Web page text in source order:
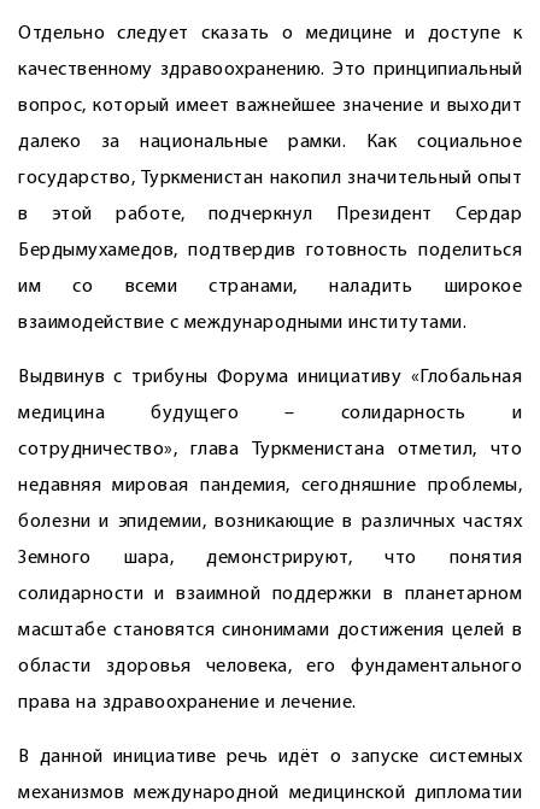
Отдельно следует сказать о медицине и доступе к
качественному здравоохранению. Это принципиальный
вопрос, который имеет важнейшее значение и выходит
далеко за национальные рамки. Как социальное
государство, Туркменистан накопил значительный опыт
в этой работе, подчеркнул Президент Сердар
Бердымухамедов, подтвердив готовность поделиться
им со всеми странами, наладить широкое
взаимодействие с международными институтами.
Выдвинув с трибуны Форума инициативу «Глобальная
медицина будущего – солидарность и
сотрудничество», глава Туркменистана отметил, что
недавняя мировая пандемия, сегодняшние проблемы,
болезни и эпидемии, возникающие в различных частях
Земного шара, демонстрируют, что понятия
солидарности и взаимной поддержки в планетарном
масштабе становятся синонимами достижения целей в
области здоровья человека, его фундаментального
права на здравоохранение и лечение.
В данной инициативе речь идёт о запуске системных
механизмов международной медицинской дипломатии